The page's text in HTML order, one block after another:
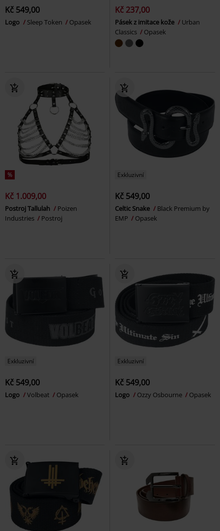
Kč 549,00
Logo Sleep Token Opasek
Kč 237,00
Pásek z imitace kože
Urban
Classics
Opasek
%
Kč 1.009,00
Postroj Tallulah
Poizen
Industries
Postroj
Exkluzivní
Kč 549,00
Celtic Snake
Black Premium by
EMP
Opasek
Exkluzivní
Kč 549,00
Logo Volbeat Opasek
Exkluzivní
Kč 549,00
Logo Ozzy Osbourne Opasek